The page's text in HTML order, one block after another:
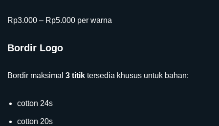
Rp3.000 – Rp5.000 per warna
Bordir Logo
Bordir maksimal 3 titik tersedia khusus untuk bahan:
cotton 24s
cotton 20s